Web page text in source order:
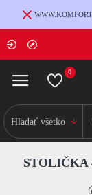
0
Hladať všetko
STOLIČKA